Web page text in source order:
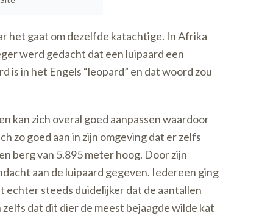
het gaat om dezelfde katachtige. In Afrika
werd gedacht dat een luipaard een
is in het Engels “leopard” en dat woord zou
kan zich overal goed aanpassen waardoor
zo goed aan in zijn omgeving dat er zelfs
berg van 5.895 meter hoog. Door zijn
aan de luipaard gegeven. Iedereen ging
echter steeds duidelijker dat de aantallen
dat dit dier de meest bejaagde wilde kat